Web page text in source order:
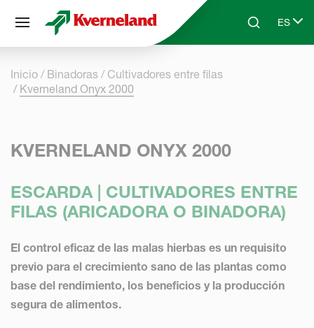
Skip to main contentSearchES
Select
Inicio Binadoras
Cultivadores entre filas
Kverneland Onyx 2000
KVERNELAND ONYX 2000
ESCARDA | CULTIVADORES ENTRE
FILAS (ARICADORA O BINADORA)
El control eficaz de las malas hierbas es un requisito
previo para el crecimiento sano de las plantas como
base del rendimiento, los beneficios y la producción
segura de alimentos.
Panel de gestión de cookies